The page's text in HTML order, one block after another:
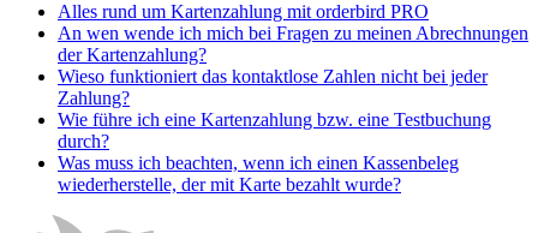
Alles rund um Kartenzahlung mit orderbird PRO
An wen wende ich mich bei Fragen zu meinen Abrechnungen
der Kartenzahlung?
Wieso funktioniert das kontaktlose Zahlen nicht bei jeder
Zahlung?
Wie führe ich eine Kartenzahlung bzw. eine Testbuchung
durch?
Was muss ich beachten, wenn ich einen Kassenbeleg
wiederherstelle, der mit Karte bezahlt wurde?